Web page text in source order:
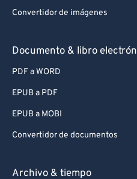
Convertidor de imágenes
Documento & libro
PDF a WORD
EPUB a PDF
EPUB a MOBI
Convertidor de documentos
Archivo & tiempo